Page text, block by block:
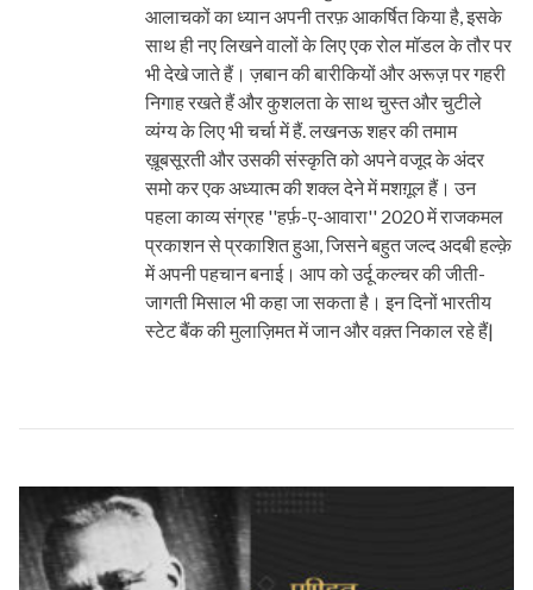
आलाचकों का ध्यान अपनी तरफ़ आकर्षित किया है, इसके
साथ ही नए लिखने वालों के लिए एक रोल मॉडल के तौर पर
भी देखे जाते हैं। ज़बान की बारीकियों और अरूज़ पर गहरी
निगाह रखते हैं और कुशलता के साथ चुस्त और चुटीले
व्यंग्य के लिए भी चर्चा में हैं. लखनऊ शहर की तमाम
ख़ूबसूरती और उसकी संस्कृति को अपने वजूद के अंदर
समो कर एक अध्यात्म की शक्ल देने में मशग़ूल हैं। उन
पहला काव्य संग्रह ''हर्फ़-ए-आवारा'' 2020 में राजकमल
प्रकाशन से प्रकाशित हुआ, जिसने बहुत जल्द अदबी हल्क़े
में अपनी पहचान बनाई। आप को उर्दू कल्चर की जीती-
जागती मिसाल भी कहा जा सकता है। इन दिनों भारतीय
स्टेट बैंक की मुलाज़िमत में जान और वक़्त निकाल रहे हैं|